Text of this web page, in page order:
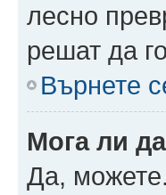
лесно
решат да
Върнете
Мога ли
Да,